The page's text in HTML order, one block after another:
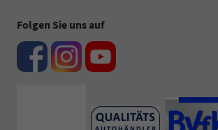
Folgen Sie uns auf